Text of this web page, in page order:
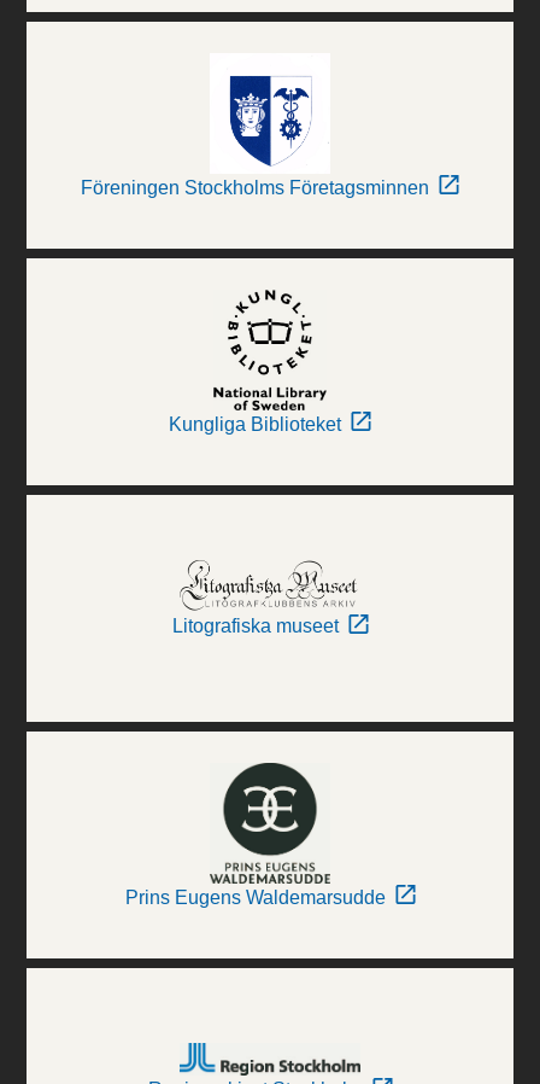
Föreningen Stockholms Företagsminnen
Kungliga Biblioteket
Litografiska museet
Prins Eugens Waldemarsudde